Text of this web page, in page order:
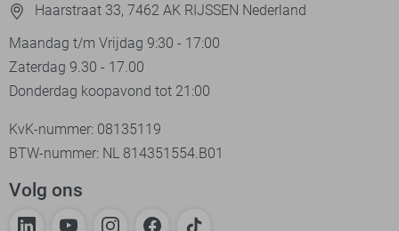
Haarstraat 33, 7462 AK RIJSSEN Nederland
Maandag t/m Vrijdag 9:30 - 17:00
Zaterdag 9.30 - 17.00
Donderdag koopavond tot 21:00
KvK-nummer: 08135119
BTW-nummer: NL 814351554.B01
Volg ons